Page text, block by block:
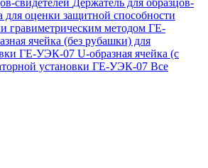
свидетелей Держатель для образцов-
для оценки защитной способности
гравиметрическим методом ГЕ-
ячейка (без рубашки) для
ГЕ-УЭК-07 U-образная ячейка (с
установки ГЕ-УЭК-07 Все